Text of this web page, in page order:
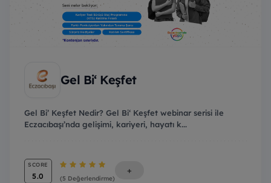
Gel Bi‘ Keşfet
Gel Bi’ Keşfet Nedir? Gel Bi‘ Keşfet webinar serisi ile
Eczacıbaşı’nda gelişimi, kariyeri, hayatı k...
SCORE
5.0 (5 Değerlendirme)
+